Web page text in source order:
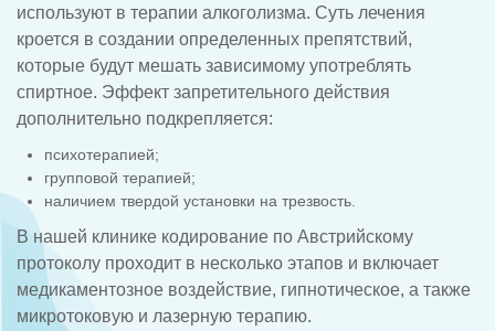
используют в терапии алкоголизма. Суть лечения
кроется в создании определенных препятствий,
которые будут мешать зависимому употреблять
спиртное. Эффект запретительного действия
дополнительно подкрепляется:
психотерапией;
групповой терапией;
наличием твердой установки на трезвость.
В нашей клинике кодирование по Австрийскому
протоколу проходит в несколько этапов и включает
медикаментозное воздействие, гипнотическое, а также
микротоковую и лазерную терапию.